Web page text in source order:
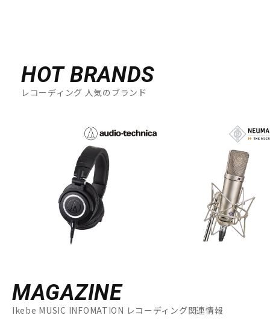
HOT BRANDS
レコーディング 人気のブランド
MAGAZINE
Ikebe MUSIC INFOMATION レコーディング関連情報